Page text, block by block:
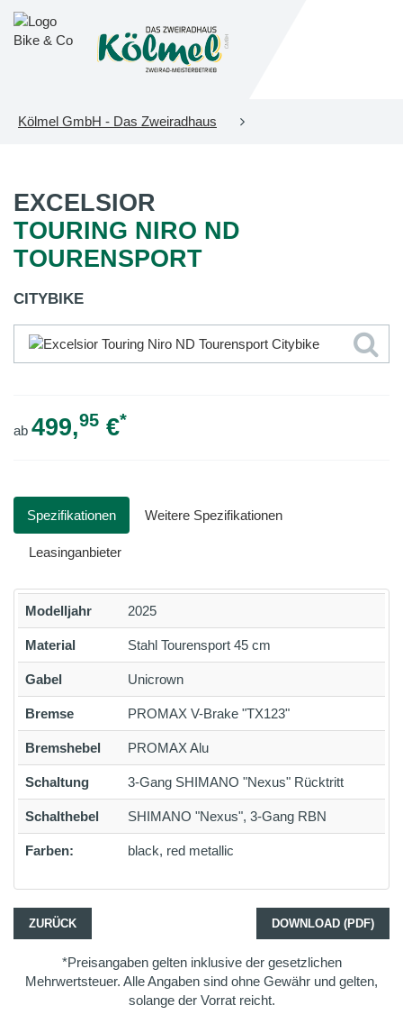
Kölmel GmbH - Das Zweiradhaus
EXCELSIOR
TOURING NIRO ND
TOURENSPORT
CITYBIKE
ab 499,95 €*
Spezifikationen Weitere Spezifikationen
Leasinganbieter
Modelljahr 2025
Material Stahl Tourensport 45 cm
Gabel Unicrown
Bremse PROMAX V-Brake "TX123"
Bremshebel PROMAX Alu
Schaltung 3-Gang SHIMANO "Nexus" Rücktritt
Schalthebel SHIMANO "Nexus", 3-Gang RBN
Farben: black, red metallic
ZURÜCK DOWNLOAD (PDF)
*Preisangaben gelten inklusive der gesetzlichen
Mehrwertsteuer. Alle Angaben sind ohne Gewähr und gelten,
solange der Vorrat reicht.